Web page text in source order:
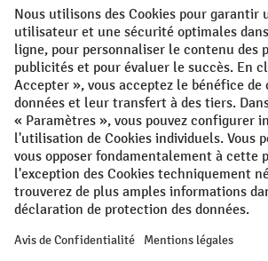
Conditions générales Mentions
Protection des Données Politique de
All prices excl. VAT plusshipping costsand
if not stated otherwise.
¹ La remise est valable jusqu'à épuisement des
s'applique pas aux prix spéciaux. Il n'est pas
avec d'autres réductions en pourcentage ou
réduction unique est offerte lors de la première
toute commande d'un montant net minimum de